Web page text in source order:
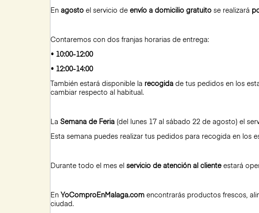
En agosto el servicio de envío a domicilio gratuito se realizará
Contaremos con dos franjas horarias de entrega:
• 10:00-12:00
• 12:00-14:00
También estará disponible la recogida de tus pedidos en los
cambiar respecto al habitual.
La Semana de Feria (del lunes 17 al sábado 22 de agosto) el
Esta semana puedes realizar tus pedidos para recogida en los
Durante todo el mes el servicio de atención al clienteestará
En YoComproEnMalaga.com encontrarás productos frescos,
ciudad.